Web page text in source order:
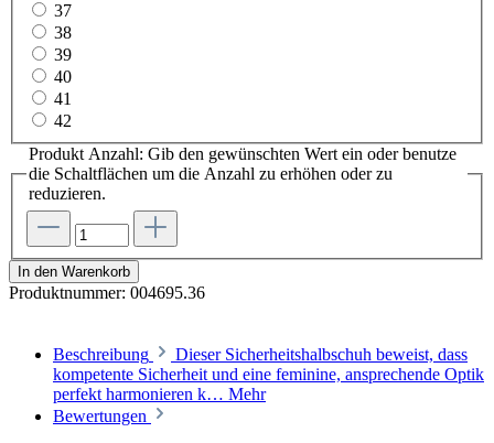
37
38
39
40
41
42
Produkt Anzahl: Gib den gewünschten Wert ein oder benutze
die Schaltflächen um die Anzahl zu erhöhen oder zu
reduzieren.
In den Warenkorb
Produktnummer: 004695.36
Beschreibung
Dieser Sicherheitshalbschuh beweist, dass
kompetente Sicherheit und eine feminine, ansprechende Optik
perfekt harmonieren k… Mehr
Bewertungen